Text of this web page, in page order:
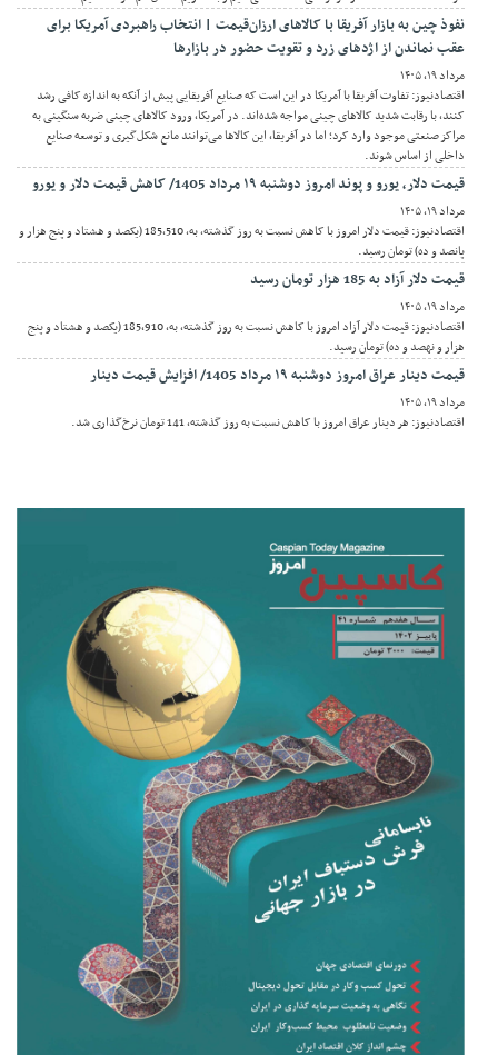
نفوذ چین به بازار آفریقا با کالاهای ارزان‌قیمت | انتخاب راهبردی آمریکا برای
عقب نماندن از اژدهای زرد و تقویت حضور در بازارها
مرداد ۱۹, ۱۴۰۵
اقتصادنیوز: تفاوت آفریقا با آمریکا در این است که صنایع آفریقایی پیش از آنکه به اندازه کافی رشد
کنند، با رقابت شدید کالاهای چینی مواجه شده‌اند. در آمریکا، ورود کالاهای چینی ضربه سنگینی به
مراکز صنعتی موجود وارد کرد؛ اما در آفریقا، این کالاها می‌توانند مانع شکل‌گیری و توسعه صنایع
داخلی از اساس شوند.
قیمت دلار، یورو و پوند امروز دوشنبه ۱۹ مرداد 1405/ کاهش قیمت دلار و یورو
مرداد ۱۹, ۱۴۰۵
اقتصادنیوز: قیمت دلار امروز با کاهش نسبت به روز گذشته، به، 185,510 (یکصد و هشتاد و پنج هزار و
پانصد و ده) تومان رسید.
قیمت دلار آزاد به 185 هزار تومان رسید
مرداد ۱۹, ۱۴۰۵
اقتصادنیوز: قیمت دلار آزاد امروز با کاهش نسبت به روز گذشته، به، 185,910 (یکصد و هشتاد و پنج
هزار و نهصد و ده) تومان رسید.
قیمت دینار عراق امروز دوشنبه ۱۹ مرداد 1405/ افزایش قیمت دینار
مرداد ۱۹, ۱۴۰۵
اقتصادنیوز: هر دینار عراق امروز با کاهش نسبت به روز گذشته، 141 تومان نرخ‌گذاری شد.